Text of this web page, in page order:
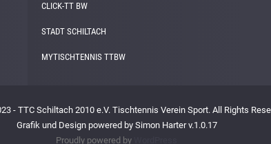
CLICK-TT BW
STADT SCHILTACH
MYTISCHTENNIS TTBW
- TTC Schiltach 2010 e.V. Tischtennis Verein Sport. All Rights
Grafik und Design powered by Simon Harter v.1.0.17
Proudly powered by